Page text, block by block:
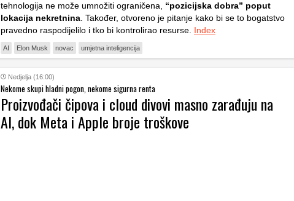
tehnologija ne može umnožiti ograničena, “pozicijska dobra” poput
lokacija nekretnina. Također, otvoreno je pitanje kako bi se to bogatstvo
pravedno raspodijelilo i tko bi kontrolirao resurse. Index
AI Elon Musk novac umjetna inteligencija
Nedjelja (16:00)
Nekome skupi hladni pogon, nekome sigurna renta
Proizvođači čipova i cloud divovi masno zarađuju na
AI, dok Meta i Apple broje troškove